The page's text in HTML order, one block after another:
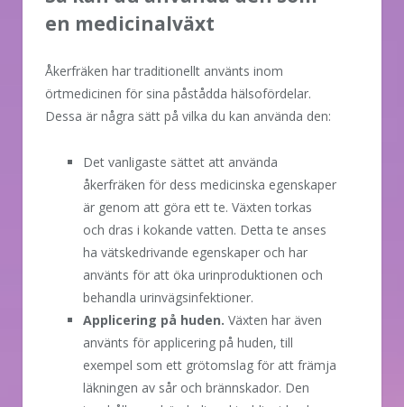
en medicinalväxt
Åkerfräken har traditionellt använts inom
örtmedicinen för sina påstådda hälsofördelar.
Dessa är några sätt på vilka du kan använda den:
Det vanligaste sättet att använda
åkerfräken för dess medicinska egenskaper
är genom att göra ett te. Växten torkas
och dras i kokande vatten. Detta te anses
ha vätskedrivande egenskaper och har
använts för att öka urinproduktionen och
behandla urinvägsinfektioner.
Applicering på huden. Växten har även
använts för applicering på huden, till
exempel som ett grötomslag för att främja
läkningen av sår och brännskador. Den